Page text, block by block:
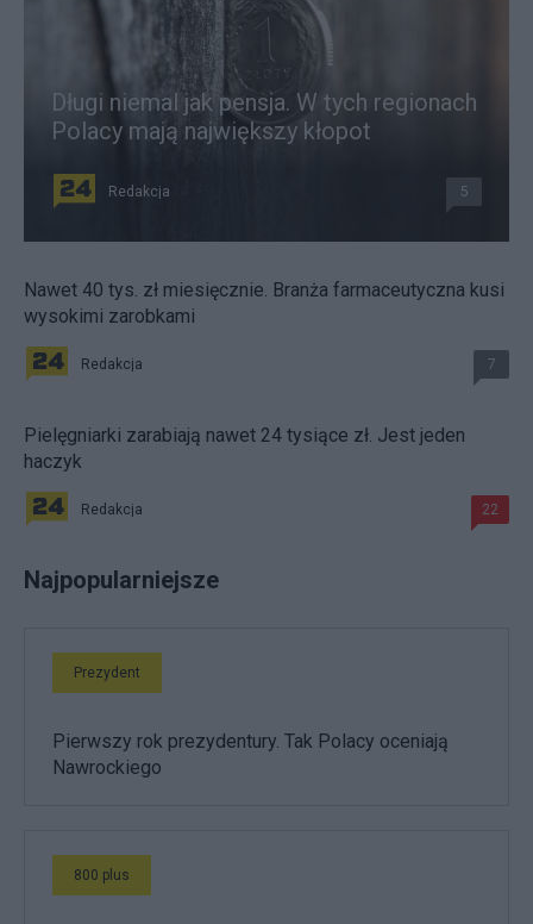
Długi niemal jak pensja. W tych regionach
Polacy mają największy kłopot
Redakcja 5
Nawet 40 tys. zł miesięcznie. Branża farmaceutyczna kusi
wysokimi zarobkami
Redakcja 7
Pielęgniarki zarabiają nawet 24 tysiące zł. Jest jeden
haczyk
Redakcja 22
Najpopularniejsze
Prezydent
Pierwszy rok prezydentury. Tak Polacy oceniają
Nawrockiego
800 plus